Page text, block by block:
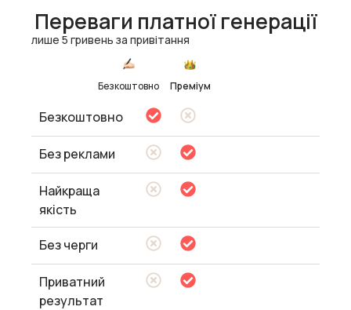
Переваги платної генерації
лише 5 гривень за привітання
Безкоштовно Преміум
Безкоштовно
Без реклами
Найкраща
якість
Без черги
Приватний
результат